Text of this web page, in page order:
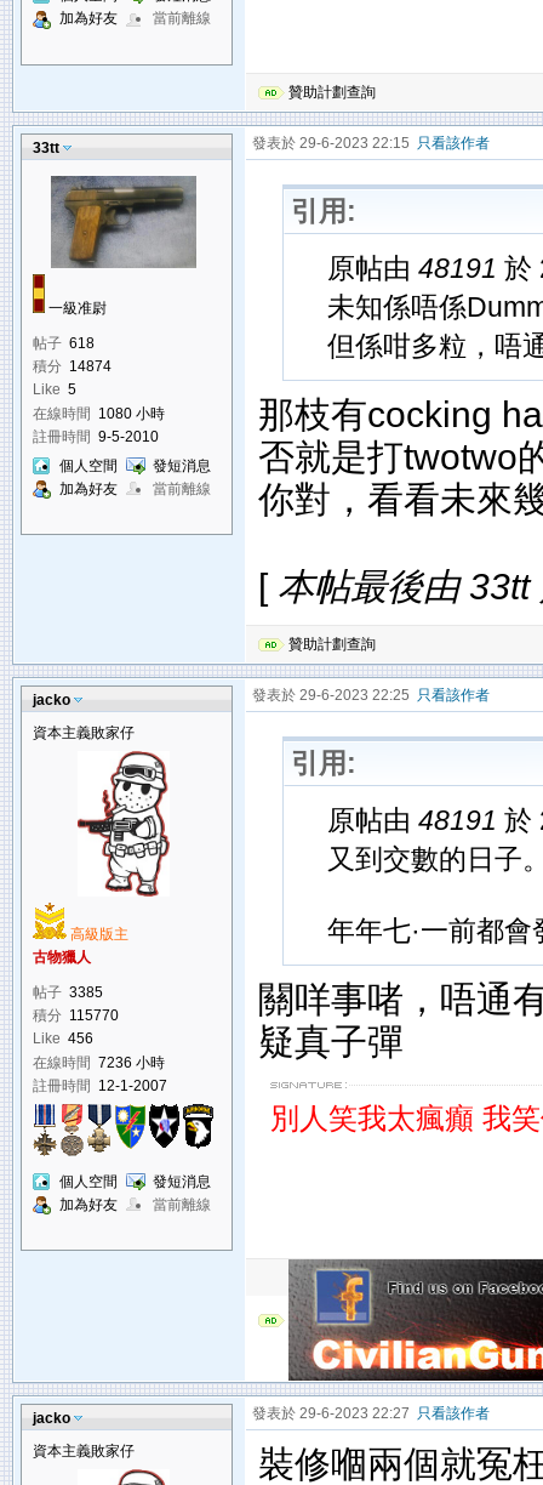
加為好友
當前離線
贊助計劃查詢
33tt
一級准尉
帖子 618
積分 14874
Like 5
在線時間 1080 小時
註冊時間 9-5-2010
個人空間
發短消息
加為好友
當前離線
發表於 29-6-2023 22:15 只看該作者
引用:
原帖由 48191 於
未知係唔係
但係咁多粒，唔
那枝有cocking
否就是打twotwo
你對，看看未來
[本帖最後由 33tt
贊助計劃查詢
jacko
資本主義敗家仔
高級版主
古物獵人
帖子 3385
積分 115770
Like 456
在線時間 7236 小時
註冊時間 12-1-2007
個人空間
發短消息
加為好友
當前離線
發表於 29-6-2023 22:25 只看該作者
引用:
原帖由 48191 於
又到交數的日子
年年七·一前都會
關咩事啫，唔通
疑真子彈
別人笑我太瘋癲 我
jacko
資本主義敗家仔
發表於 29-6-2023 22:27 只看該作者
裝修嗰兩個就冤